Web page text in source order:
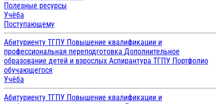
Полезные ресурсы
Учёба
Поступающему
Абитуриенту ТГПУ Повышение квалификации и
профессиональная переподготовка Дополнительное
образование детей и взрослых Аспирантура ТГПУ Портфолио
обучающегося
Учёба
Абитуриенту ТГПУ Повышение квалификации и